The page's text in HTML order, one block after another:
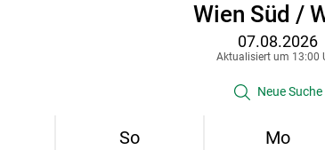
Wien Süd /
07.08.2026
Aktualisiert um 13:00
Neue Suche
So Mo